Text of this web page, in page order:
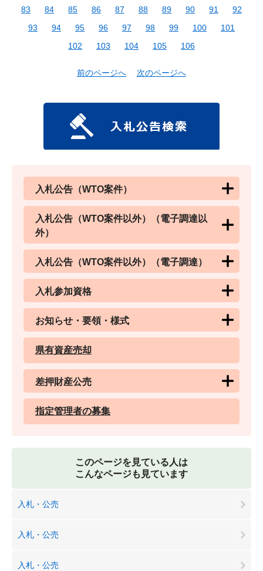
83
84 85 86 87 88 89 90 91
92
93
94 95 96 97 98 99 100
101
102
103 104 105 106
前のページへ 次のページへ
入札公告（WTO案件）
入札公告（WTO案件以外）（電子調達以
外）
入札公告（WTO案件以外）（電子調達）
入札参加資格
お知らせ・要領・様式
県有資産売却
差押財産公売
指定管理者の募集
このページを見ている人は
こんなページも見ています
入札・公売
入札・公売
入札・公売